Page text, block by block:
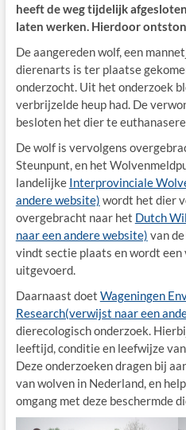
heeft de weg tijdelijk
laten werken. Hierdoor
De aangereden wolf, een
dierenarts is ter plaatse
onderzocht. Uit het onderzoek
verbrijzelde heup had. De
besloten het dier te
De wolf is vervolgens
Steunpunt, en het
landelijke Interprovinciale
andere website) wordt het dier
overgebracht naar het Dutch
naar een andere website) van
vindt sectie plaats en wordt
uitgevoerd.
Daarnaast doet Wageningen
Research(verwijst naar een
dierecologisch onderzoek.
leeftijd, conditie en leefwijze
Deze onderzoeken dragen bij
van wolven in Nederland, en
omgang met deze beschermde